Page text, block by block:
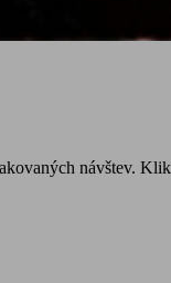
návštev.